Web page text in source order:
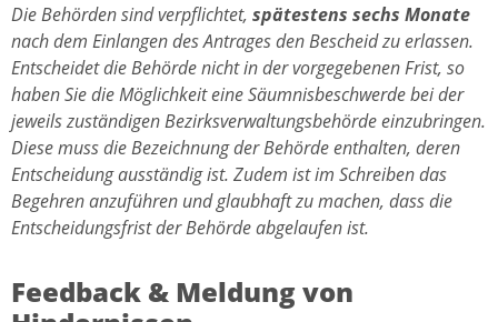
Die Behörden sind verpflichtet, spätestens sechs Monate
nach dem Einlangen des Antrages den Bescheid zu erlassen.
Entscheidet die Behörde nicht in der vorgegebenen Frist, so
haben Sie die Möglichkeit eine Säumnisbeschwerde bei der
jeweils zuständigen Bezirksverwaltungsbehörde einzubringen.
Diese muss die Bezeichnung der Behörde enthalten, deren
Entscheidung ausständig ist. Zudem ist im Schreiben das
Begehren anzuführen und glaubhaft zu machen, dass die
Entscheidungsfrist der Behörde abgelaufen ist.
Feedback & Meldung von